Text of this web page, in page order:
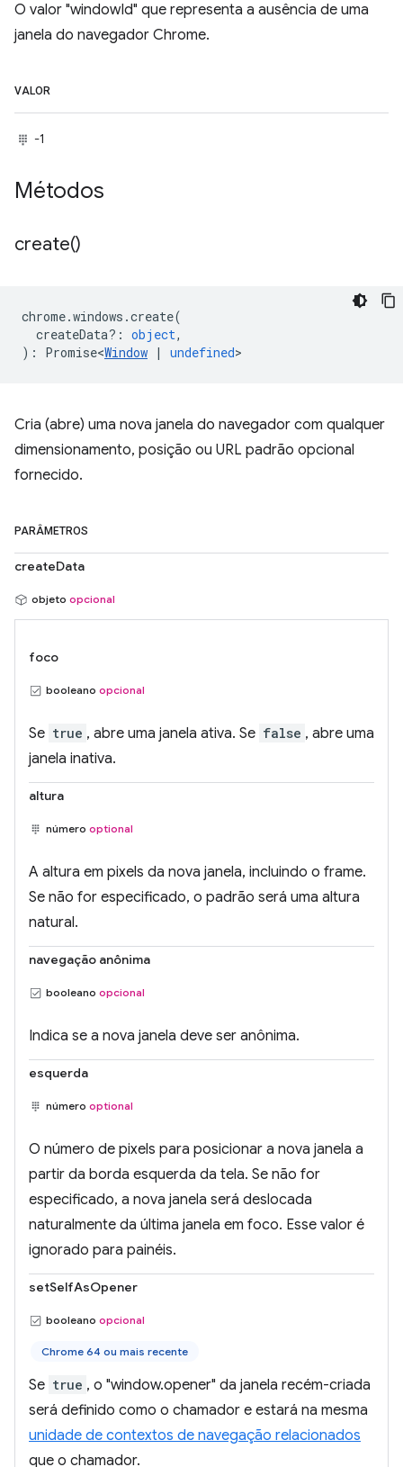
O valor "windowId" que representa a ausência de uma
janela do navegador Chrome.
VALOR
-1
Métodos
create()
chrome.windows .create(
createData? : object,
) : Promise<Window | undefined>
Cria (abre) uma nova janela do navegador com qualquer
dimensionamento, posição ou URL padrão opcional
fornecido.
PARÂMETROS
createData
objeto opcional
foco
booleano opcional
Se true , abre uma janela ativa. Se false , abre uma
janela inativa.
altura
número optional
A altura em pixels da nova janela, incluindo o frame.
Se não for especificado, o padrão será uma altura
natural.
navegação anônima
booleano opcional
Indica se a nova janela deve ser anônima.
esquerda
número optional
O número de pixels para posicionar a nova janela a
partir da borda esquerda da tela. Se não for
especificado, a nova janela será deslocada
naturalmente da última janela em foco. Esse valor é
ignorado para painéis.
setSelfAsOpener
booleano opcional
Chrome 64 ou mais recente
Se true , o "window.opener" da janela recém-criada
será definido como o chamador e estará na mesma
unidade de contextos de navegação relacionados
que o chamador.